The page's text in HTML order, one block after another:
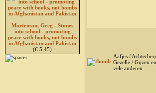
Mortenson, Greg - Stones
into school - promoting
peace with books, not bombs
in Afghanistan and Pakistan
(€ 5,45)
Aafjes /
Gezelle / Gijzen en
vele anderen